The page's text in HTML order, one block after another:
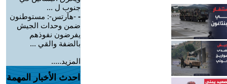
جنوب ل ...
- -هآرتس-: مستوطنون
ضمن وحدات الجيش
يفرضون نفوذهم
بالضفة والقي ...
المزيد.....
احدث الأخبار المهمة